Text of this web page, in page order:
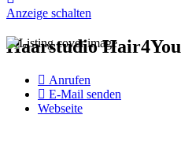
Anzeige schalten
Haarstudio Hair4You
Anrufen
E-Mail senden
Webseite